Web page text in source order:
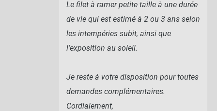
Le filet à ramer petite taille à une durée
de vie qui est estimé à 2 ou 3 ans selon
les intempéries subit, ainsi que
l'exposition au soleil.
Je reste à votre disposition pour toutes
demandes complémentaires.
Cordialement,